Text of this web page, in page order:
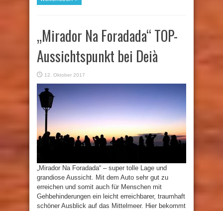
„Mirador Na Foradada“ TOP-
Aussichtspunkt bei Deià
12. Oktober 2017
„Mirador Na Foradada“ – super tolle Lage und
grandiose Aussicht. Mit dem Auto sehr gut zu
erreichen und somit auch für Menschen mit
Gehbehinderungen ein leicht erreichbarer, traumhaft
schöner Ausblick auf das Mittelmeer. Hier bekommt